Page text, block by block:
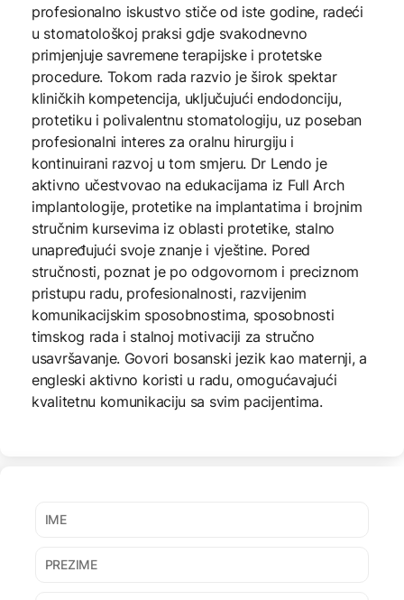
profesionalno iskustvo stiče od iste godine, radeći
u stomatološkoj praksi gdje svakodnevno
primjenjuje savremene terapijske i protetske
procedure. Tokom rada razvio je širok spektar
kliničkih kompetencija, uključujući endodonciju,
protetiku i polivalentnu stomatologiju, uz poseban
profesionalni interes za oralnu hirurgiju i
kontinuirani razvoj u tom smjeru. Dr Lendo je
aktivno učestvovao na edukacijama iz Full Arch
implantologije, protetike na implantatima i brojnim
stručnim kursevima iz oblasti protetike, stalno
unapređujući svoje znanje i vještine. Pored
stručnosti, poznat je po odgovornom i preciznom
pristupu radu, profesionalnosti, razvijenim
komunikacijskim sposobnostima, sposobnosti
timskog rada i stalnoj motivaciji za stručno
usavršavanje. Govori bosanski jezik kao maternji, a
engleski aktivno koristi u radu, omogućavajući
kvalitetnu komunikaciju sa svim pacijentima.